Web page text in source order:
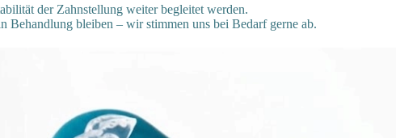
der Zahnstellung weiter begleitet werden.
Behandlung bleiben – wir stimmen uns bei Bedarf gerne ab.